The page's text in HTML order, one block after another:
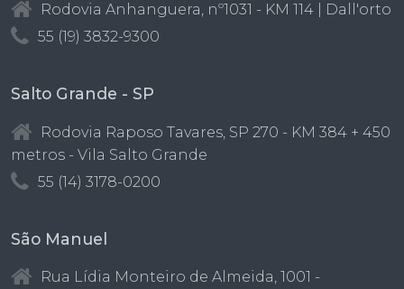
Rodovia Anhanguera, nº1031 - KM 114 | Dall'orto
55 (19) 3832-9300
Salto Grande - SP
Rodovia Raposo Tavares, SP 270 - KM 384 + 450
metros - Vila Salto Grande
55 (14) 3178-0200
São Manuel
Rua Lídia Monteiro de Almeida, 1001 -